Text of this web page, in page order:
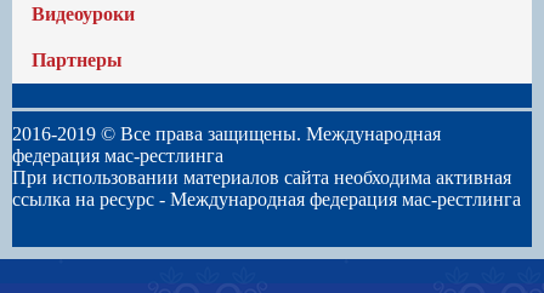
Видеоуроки
Партнеры
2016-2019 © Все права защищены. Международная
федерация мас-рестлинга
При использовании материалов сайта необходима активная
ссылка на ресурс - Международная федерация мас-рестлинга